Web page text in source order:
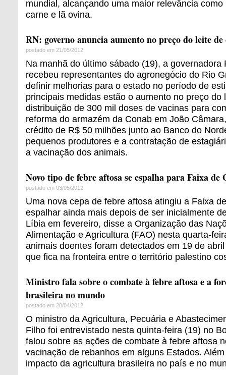
mundial, alcançando uma maior relevância
carne e lã ovina.
RN: governo anuncia aumento no preço do leite
postado em 21/05/2012
Na manhã do último sábado (19), a governadora
recebeu representantes do agronegócio do Rio
definir melhorias para o estado no período de
principais medidas estão o aumento no preço do
distribuição de 300 mil doses de vacinas para
reforma do armazém da Conab em João
crédito de R$ 50 milhões junto ao Banco do
pequenos produtores e a contratação de
a vacinação dos animais.
Novo tipo de febre aftosa se espalha para Faixa de
postado em 03/05/2012
Uma nova cepa de febre aftosa atingiu a Faixa
espalhar ainda mais depois de ser inicialmente
Líbia em fevereiro, disse a Organização das
Alimentação e Agricultura (FAO) nesta quarta-
animais doentes foram detectados em 19 de
que fica na fronteira entre o território palestino
Ministro fala sobre o combate à febre aftosa e a
brasileira no mundo
postado em 20/04/2012
O ministro da Agricultura, Pecuária e
Filho foi entrevistado nesta quinta-feira (19) no
falou sobre as ações de combate à febre aftosa
vacinação de rebanhos em alguns Estados.
impacto da agricultura brasileira no país e no